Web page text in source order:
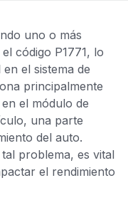
uno o más
código P1771, lo
el sistema de
principalmente
el módulo de
una parte
del auto.
problema, es vital
el rendimiento